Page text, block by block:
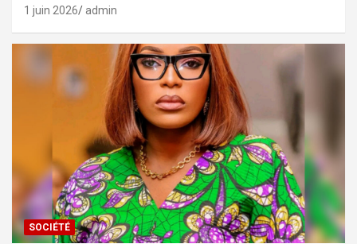
1 juin 2026 admin
SOCIÉTÉ